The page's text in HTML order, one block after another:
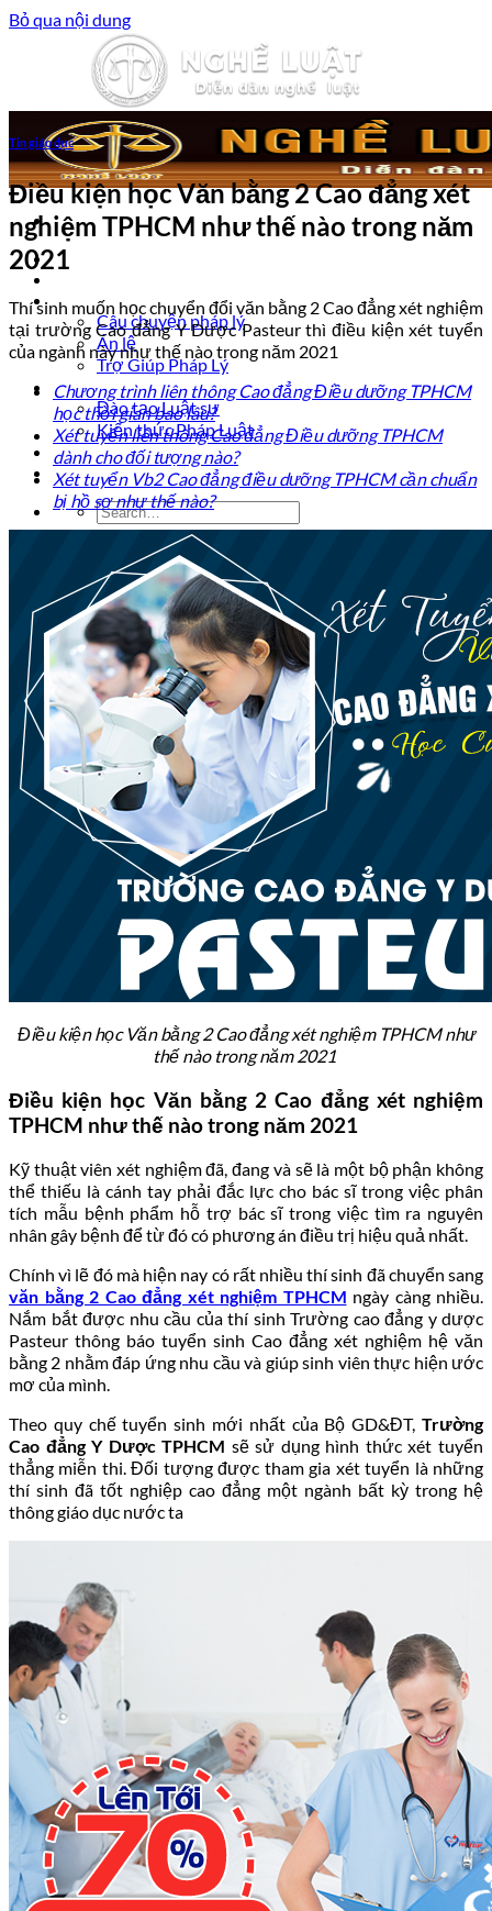
Bỏ qua nội dung
Trang chủ
Vấn đề pháp lý
Câu chuyện pháp lý
Án lệ
Trợ Giúp Pháp Lý
Nghề Luật
Đào tạo Luật sư
Kiến thức Pháp Luật
Kinh nghiệm – Kỹ năng
Tin tức pháp luật
Tin giáo dục
Điều kiện học Văn bằng 2 Cao đẳng xét
nghiệm TPHCM như thế nào trong năm
2021
Thí sinh muốn học chuyển đổi văn bằng 2 Cao đẳng xét nghiệm
tại trường Cao đẳng Y Dược Pasteur thì điều kiện xét tuyển
của ngành này như thế nào trong năm 2021
Chương trình liên thông Cao đẳng Điều dưỡng TPHCM
học thời gian bao lâu?
Xét tuyển liên thông Cao đẳng Điều dưỡng TPHCM
dành cho đối tượng nào?
Xét tuyển Vb2 Cao đẳng điều dưỡng TPHCM cần chuẩn
bị hồ sơ như thế nào?
Điều kiện học Văn bằng 2 Cao đẳng xét nghiệm TPHCM như
thế nào trong năm 2021
Điều kiện học Văn bằng 2 Cao đẳng xét nghiệm
TPHCM như thế nào trong năm 2021
Kỹ thuật viên xét nghiệm đã, đang và sẽ là một bộ phận không
thể thiếu là cánh tay phải đắc lực cho bác sĩ trong việc phân
tích mẫu bệnh phẩm hỗ trợ bác sĩ trong việc tìm ra nguyên
nhân gây bệnh để từ đó có phương án điều trị hiệu quả nhất.
Chính vì lẽ đó mà hiện nay có rất nhiều thí sinh đã chuyển sang
văn bằng 2 Cao đẳng xét nghiệm TPHCM ngày càng nhiều.
Nắm bắt được nhu cầu của thí sinh Trường cao đẳng y dược
Pasteur thông báo tuyển sinh Cao đẳng xét nghiệm hệ văn
bằng 2 nhằm đáp ứng nhu cầu và giúp sinh viên thực hiện ước
mơ của mình.
Theo quy chế tuyển sinh mới nhất của Bộ GD&ĐT, Trường
Cao đẳng Y Dược TPHCM sẽ sử dụng hình thức xét tuyển
thẳng miễn thi. Đối tượng được tham gia xét tuyển là những
thí sinh đã tốt nghiệp cao đẳng một ngành bất kỳ trong hệ
thông giáo dục nước ta